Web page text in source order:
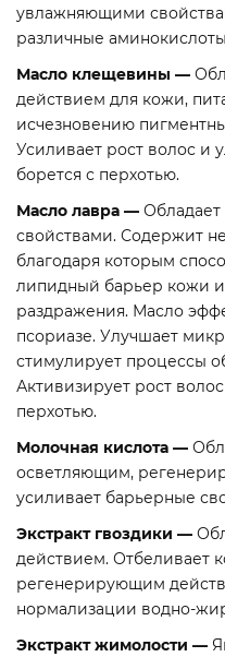
увлажняющими
различные
Масло клещевины —
действием для кожи,
исчезновению
Усиливает рост волос и
борется с перхотью.
Масло лавра —
свойствами. Содержит
благодаря которым
липидный барьер кожи и
раздражения. Масло
псориазе. Улучшает
стимулирует процессы
Активизирует рост
перхотью.
Молочная кислота —
осветляющим,
усиливает барьерные
Экстракт гвоздики —
действием. Отбеливает
регенерирующим
нормализации водно-
Экстракт жимолости —